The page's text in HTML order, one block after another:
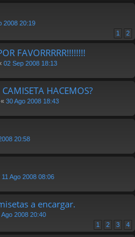
2008 20:19
1 2
FAVORRRRR!!!!!!!!
02 Sep 2008 18:13
HACEMOS?
« 30 Ago 2008 18:43
20:58
11 Ago 2008 08:06
a encargar.
Ago 2008 20:40
1 2 3 4